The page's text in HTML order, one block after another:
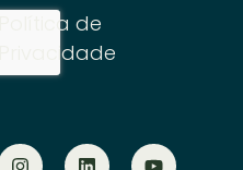
Política de
Privacidade